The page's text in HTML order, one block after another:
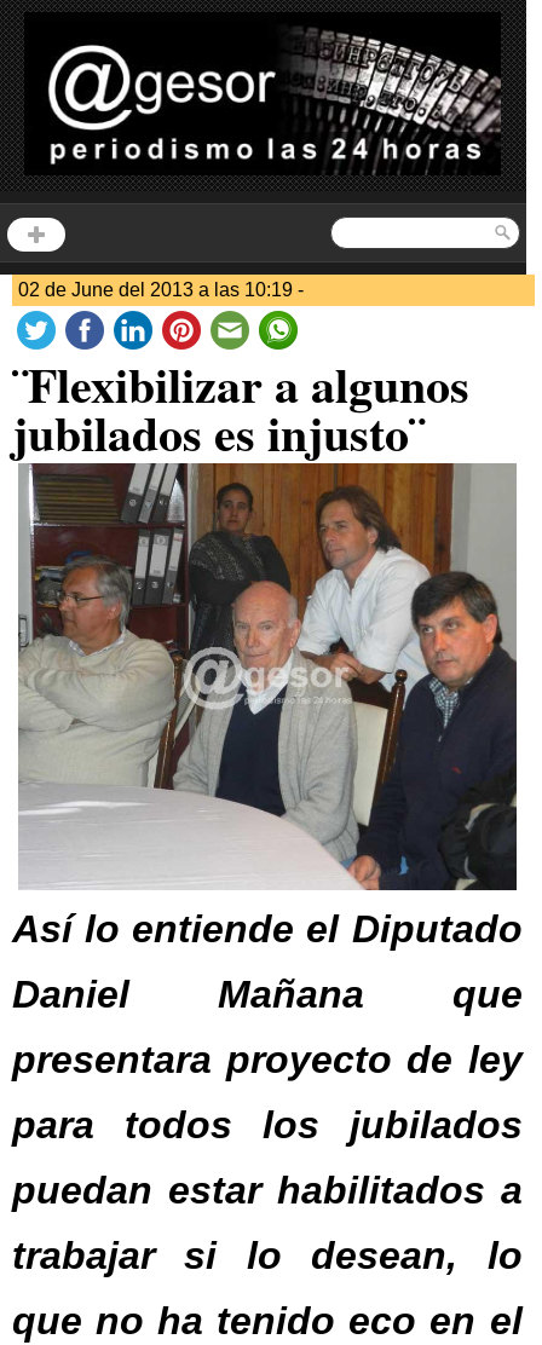
02 de June del 2013 a las 10:19 -
¨Flexibilizar a algunos
jubilados es injusto¨
Así lo entiende el Diputado
Daniel Mañana que
presentara proyecto de ley
para todos los jubilados
puedan estar habilitados a
trabajar si lo desean, lo
que no ha tenido eco en el